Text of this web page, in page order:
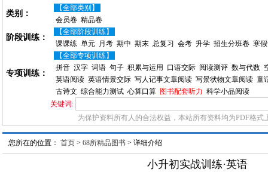
类别：
【全部类别】
会员卷 精品卷
阶段训练：
【全部阶段训练】
课课练 单元 月考 期中 期末 总复习 会考 升学 招生分班卷 寒
专项训练：
【全部专项训练】
拼音 汉字 词语 句子 积累与运用 口语交际 阅读测评 数与代数
英语阅读 英语情景交际 写人记事文章阅读 写景状物文章阅读 童
古诗文 综合能力测试 心算口算 图书配套听力 科学小品阅读
关键词:
为保护资料所有人的合法权益，本站所有资料均为PDF格式
您所在的位置： 首页 > 68所精品图书 > 详细介绍
小升初实战训练·英语